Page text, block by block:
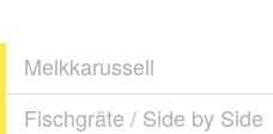
Melkkarussell
Fischgräte / Side by Side